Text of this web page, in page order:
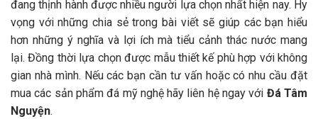
đang thịnh hành được nhiều người lựa chọn nhất hiện nay. Hy
vọng với những chia sẻ trong bài viết sẽ giúp các bạn hiểu
hơn những ý nghĩa và lợi ích mà tiểu cảnh thác nước mang
lại. Đồng thời lựa chọn được mẫu thiết kế phù hợp với không
gian nhà mình. Nếu các bạn cần tư vấn hoặc có nhu cầu đặt
mua các sản phẩm đá mỹ nghệ hãy liên hệ ngay với Đá Tâm
Nguyện.